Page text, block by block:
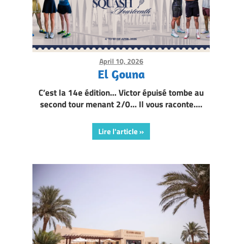
April 10, 2026Framboise Gommendy
El Gouna
C’est la 14e édition… Victor épuisé tombe au
second tour menant 2/0… Il vous raconte….
Lire l'article